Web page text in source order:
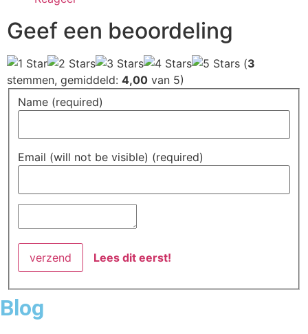
Geef een beoordeling
(3
stemmen, gemiddeld: 4,00 van 5)
Name (required)
Email (will not be visible) (required)
Lees dit eerst!
Blog